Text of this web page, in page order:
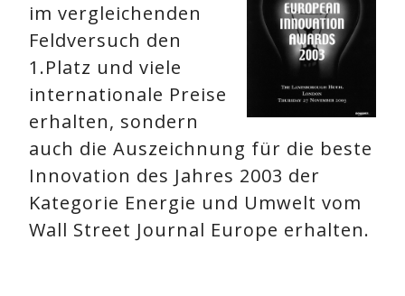
im vergleichenden
Feldversuch den
1.Platz und viele
internationale Preise
erhalten, sondern
auch die Auszeichnung für die beste
Innovation des Jahres 2003 der
Kategorie Energie und Umwelt vom
Wall Street Journal Europe erhalten.